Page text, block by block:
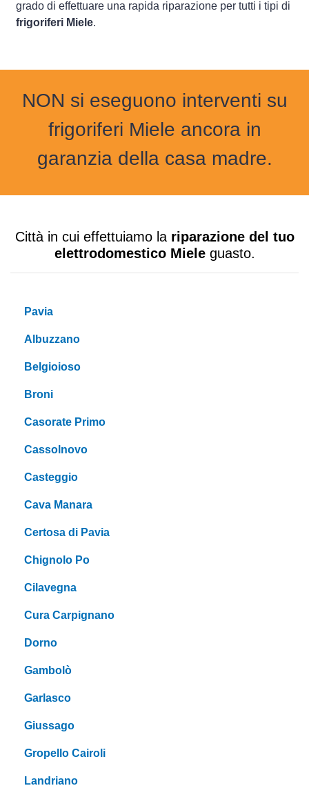
grado di effettuare una rapida riparazione per tutti i tipi di
frigoriferi Miele.
NON si eseguono interventi su
frigoriferi Miele ancora in
garanzia della casa madre.
Città in cui effettuiamo la riparazione del tuo
elettrodomestico Mieleguasto.
Pavia
Albuzzano
Belgioioso
Broni
Casorate Primo
Cassolnovo
Casteggio
Cava Manara
Certosa di Pavia
Chignolo Po
Cilavegna
Cura Carpignano
Dorno
Gambolò
Garlasco
Giussago
Gropello Cairoli
Landriano